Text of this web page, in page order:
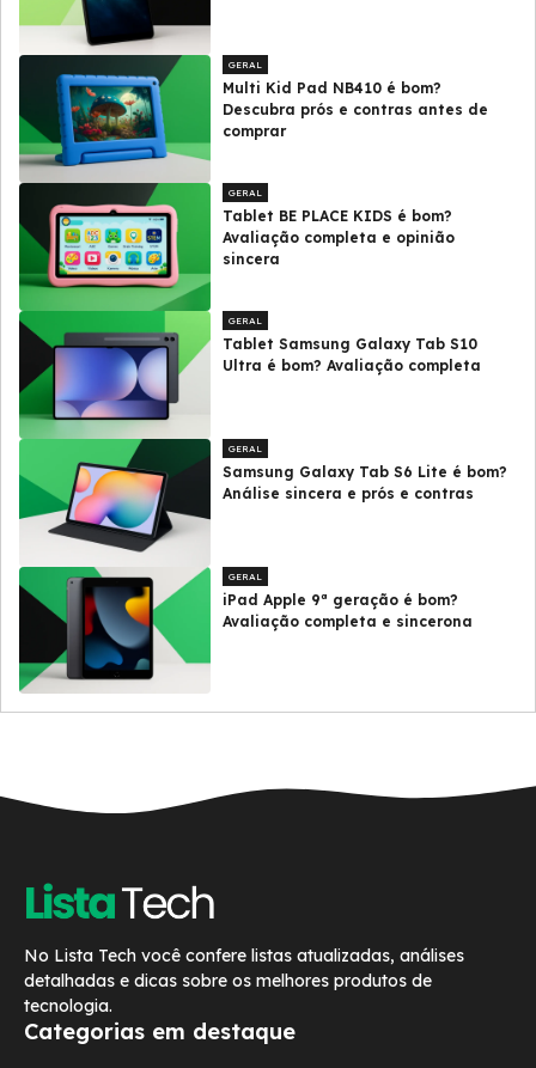
GERAL
Multi Kid Pad NB410 é bom?
Descubra prós e contras antes de
comprar
GERAL
Tablet BE PLACE KIDS é bom?
Avaliação completa e opinião
sincera
GERAL
Tablet Samsung Galaxy Tab S10
Ultra é bom? Avaliação completa
GERAL
Samsung Galaxy Tab S6 Lite é bom?
Análise sincera e prós e contras
GERAL
iPad Apple 9ª geração é bom?
Avaliação completa e sincerona
No Lista Tech você confere listas atualizadas, análises
detalhadas e dicas sobre os melhores produtos de
tecnologia.
Categorias em destaque